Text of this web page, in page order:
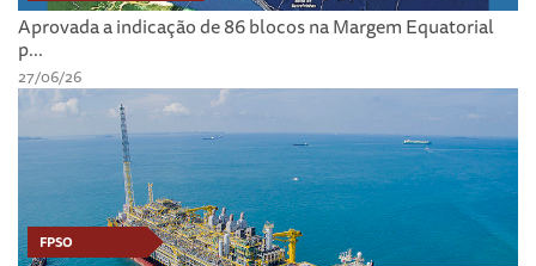
Aprovada a indicação de 86 blocos na Margem Equatorial
p...
27/06/26
FPSO